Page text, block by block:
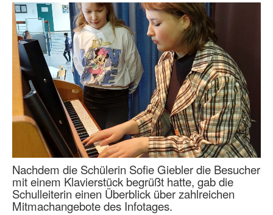
Nachdem die Schülerin Sofie Giebler die Besucher
mit einem Klavierstück begrüßt hatte, gab die
Schulleiterin einen Überblick über zahlreichen
Mitmachangebote des Infotages.